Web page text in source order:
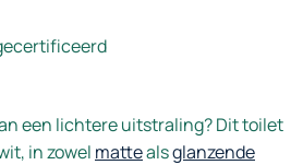
een lichtere uitstraling? Dit toilet
in zowel mattealsglanzende